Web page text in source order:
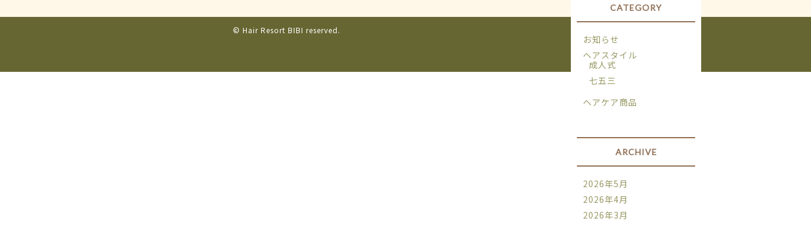
CATEGORY
お知らせ
ヘアスタイル
成人式
七五三
ヘアケア商品
ARCHIVE
2026年5月
2026年4月
2026年3月
© Hair Resort BIBI reserved.